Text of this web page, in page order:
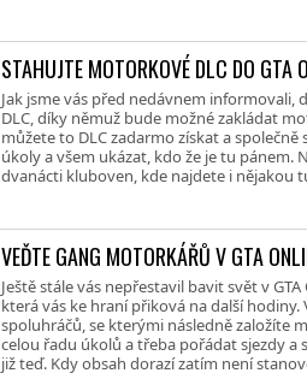
STAHUJTE MOTORKOVÉ DLC DO GTA
Jak jsme vás před nedávnem informovali,
DLC, díky němuž bude možné zakládat
můžete to DLC zadarmo získat a
úkoly a všem ukázat, kdo že je tu pánem.
dvanácti kluboven, kde najdete i nějakou
VEĎTE GANG MOTORKÁŘŮ V GTA
Ještě stále vás nepřestavil bavit svět v
která vás ke hraní přiková na další
spoluhráčů, se kterými následně založíte
celou řadu úkolů a třeba pořádat sjezdy
již teď. Kdy obsah dorazí zatím není